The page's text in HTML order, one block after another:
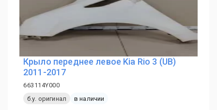
Крыло переднее левое Kia Rio 3 (UB)
2011-2017
663114Y000
б.у. оригинал
в наличии